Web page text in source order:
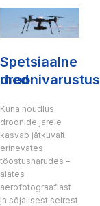
Spetsiaalne
droonivarustus
Kuna nõudlus
droonide järele
kasvab jätkuvalt
erinevates
tööstusharudes –
alates
aerofotograafiast
ja sõjalisest seirest